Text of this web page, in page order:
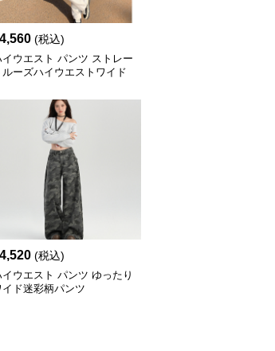
(税込)
イウエスト パンツ ストレー
ルーズハイウエストワイド
(税込)
イウエスト パンツ ゆったり
イド迷彩柄パンツ